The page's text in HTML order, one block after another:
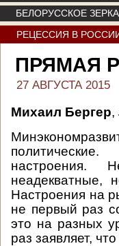
БЕЛОРУССКОЕ
РЕЦЕССИЯ В
ПРЯМАЯ
27 АВГУСТА 2015
Михаил Бергер,
настроения.
неадекватные,
Настроения на
не первый раз
это на разных
раз заявляет,